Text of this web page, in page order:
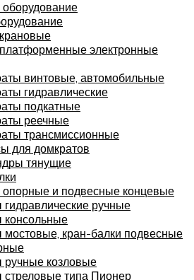
электронные
винтовые, автомобильные
гидравлические
подкатные
реечные
трансмиссионные
для домкратов
тянущие
опорные и подвесные концевые
гидравлические ручные
консольные
мостовые, кран-балки подвесные
ручные козловые
стреловые типа Пионер